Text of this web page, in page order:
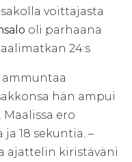
voittajasta
oli parhaana
24:s
hän ampui
ero
18 sekuntia. –
ajattelin kiristäväni